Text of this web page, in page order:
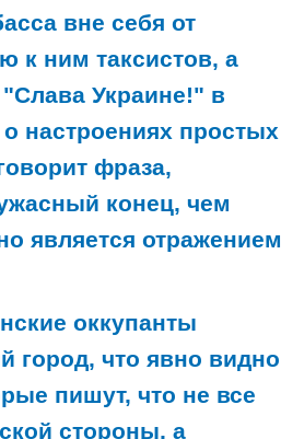
вне себя от
к ним таксистов, а
Украине!" в
настроениях простых
фраза,
конец, чем
является отражением
оккупанты
город, что явно видно
пишут, что не все
стороны, а